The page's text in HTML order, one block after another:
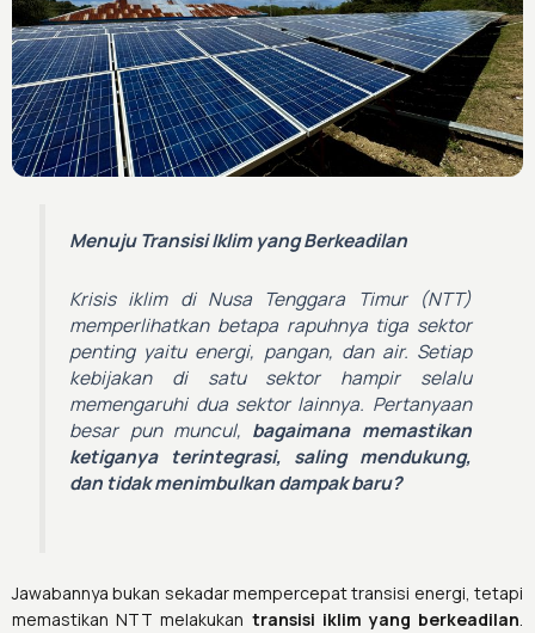
Menuju Transisi Iklim yang Berkeadilan
Krisis iklim di Nusa Tenggara Timur (NTT)
memperlihatkan betapa rapuhnya tiga sektor
penting yaitu energi, pangan, dan air. Setiap
kebijakan di satu sektor hampir selalu
memengaruhi dua sektor lainnya. Pertanyaan
besar pun muncul, bagaimana memastikan
ketiganya terintegrasi, saling mendukung,
dan tidak menimbulkan dampak baru?
Jawabannya bukan sekadar mempercepat transisi energi, tetapi
memastikan NTT melakukan transisi iklim yang berkeadilan.